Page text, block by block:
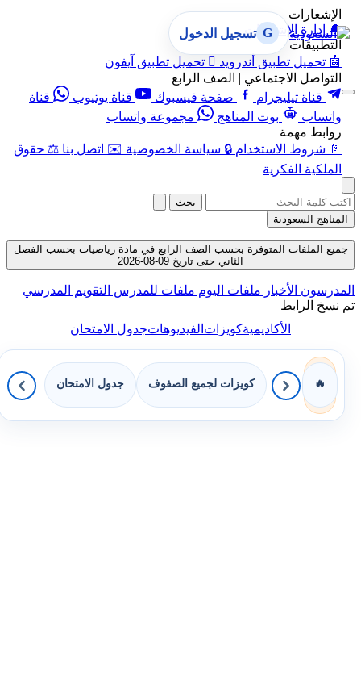
الإشعارات
🔔 إدارة الإشعارات
التطبيقات
🤖 تحميل تطبيق أندرويد  تحميل تطبيق آيفون
التواصل الاجتماعي | الصف الرابع
قناة تيليجرام
صفحة فيسبوك قناة يوتيوب
قناة
واتساب
بوت المناهج
مجموعة واتساب
روابط مهمة
📄 شروط الاستخدام 🔒 سياسة الخصوصية ✉️ اتصل بنا ⚖️ حقوق
الملكية الفكرية
G تسجيل الدخول
بحث
المناهج السعودية
جميع الملفات المتوفرة بحسب الصف الرابع في مادة رياضيات بحسب الفصل
الثاني حتى تاريخ 09-08-2026
المدرسون الأخبار ملفات اليوم ملفات للمدرس التقويم المدرسي
تم نسخ الرابط
الأكاديميةكويزاتالفيديوهاتجدول الامتحان
🔥 كويزات لجميع الصفوف جدول الامتحان